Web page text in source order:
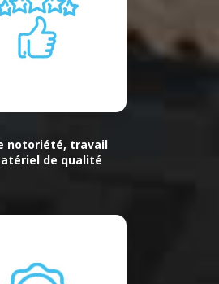
notoriété, travail
de qualité